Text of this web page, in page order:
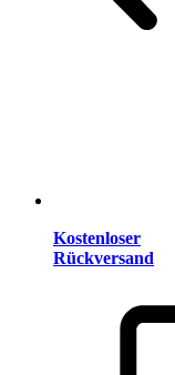
Kostenloser
Rückversand